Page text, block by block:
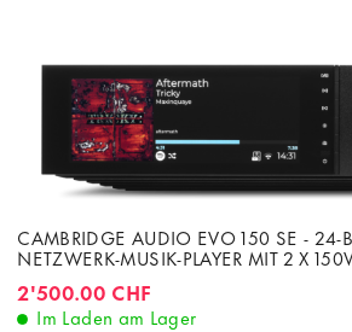
CAMBRIDGE AUDIO EVO 150 SE - 24-
NETZWERK-MUSIK-PLAYER MIT 2 X
2'500.00 CHF
Im Laden am Lager